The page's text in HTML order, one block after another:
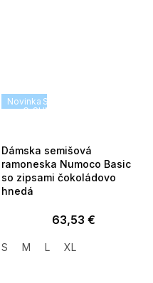
Novinka SUMMER SALE -35% ?
Dámska semišová
ramoneska Numoco Basic
so zipsami čokoládovo
hnedá
63,53 €
S M L XL